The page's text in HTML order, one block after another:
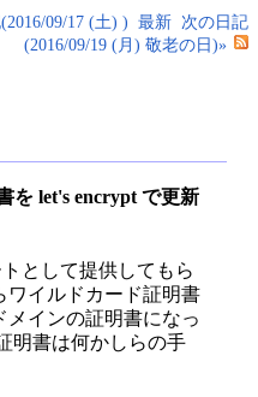
09/17 (土) ) 最新 次の日記
(2016/09/19 (月) 敬老の日)»
を let's encrypt で更新
トとして提供してもら
ワイルドカード証明書
インの証明書になっ
明書は何かしらの手